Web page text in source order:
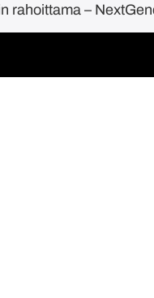
rahoittama –